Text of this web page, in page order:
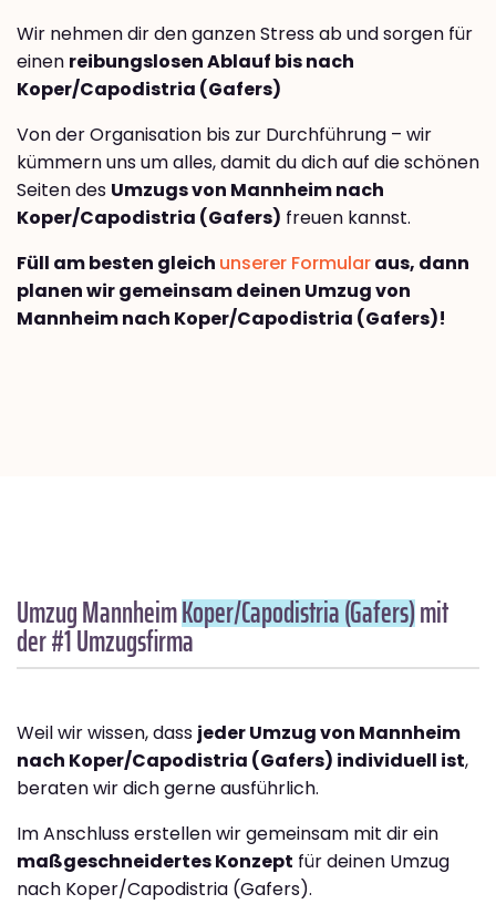
Wir nehmen dir den ganzen Stress ab und sorgen für
einen reibungslosen Ablauf bis nach
Koper/Capodistria (Gafers)
Von der Organisation bis zur Durchführung – wir
kümmern uns um alles, damit du dich auf die schönen
Seiten des Umzugs von Mannheim nach
Koper/Capodistria (Gafers) freuen kannst.
Füll am besten gleich unserer Formularaus, dann
planen wir gemeinsam deinen Umzug von
Mannheim nach Koper/Capodistria (Gafers)!
Umzug MannheimKoper/Capodistria (Gafers)mit
der #1 Umzugsfirma
Weil wir wissen, dass jeder Umzug von Mannheim
nach Koper/Capodistria (Gafers) individuell ist,
beraten wir dich gerne ausführlich.
Im Anschluss erstellen wir gemeinsam mit dir ein
maßgeschneidertes Konzept für deinen Umzug
nach Koper/Capodistria (Gafers).